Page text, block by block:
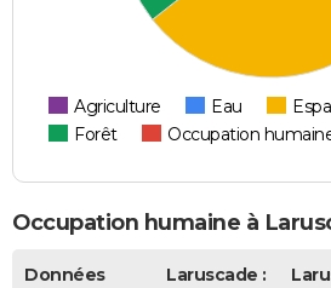
Agriculture Eau
Forêt
Occupation
Occupation humaine à
Données
Laruscade :